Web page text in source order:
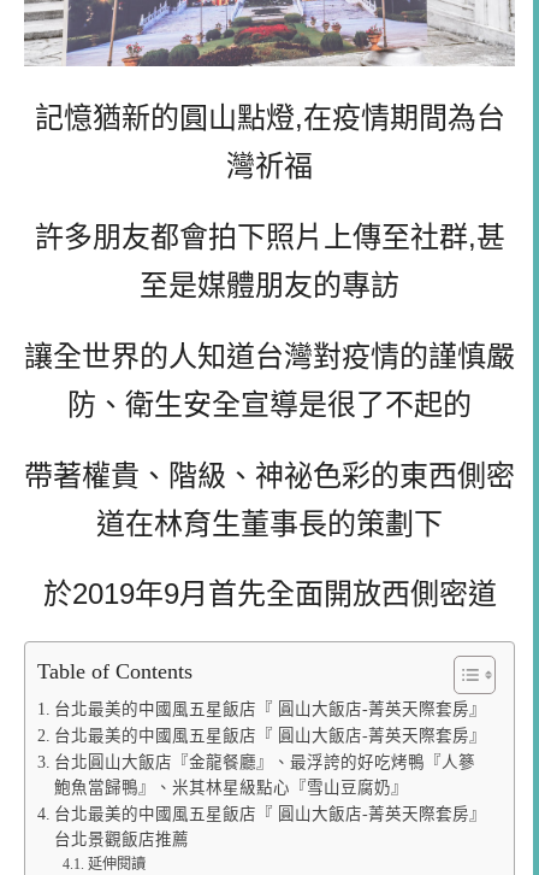
記憶猶新的圓山點燈,在疫情期間為台
灣祈福
許多朋友都會拍下照片上傳至社群,甚
至是媒體朋友的專訪
讓全世界的人知道台灣對疫情的謹慎嚴
防、衛生安全宣導是很了不起的
帶著權貴、階級、神祕色彩的東西側密
道在林育生董事長的策劃下
於2019年9月首先全面開放西側密道
Table of Contents
台北最美的中國風五星飯店『 圓山大飯店-菁英天際套房』
台北最美的中國風五星飯店『 圓山大飯店-菁英天際套房』
台北圓山大飯店『金龍餐廳』、最浮誇的好吃烤鴨『人篸
鮑魚當歸鴨』、米其林星級點心『雪山豆腐奶』
台北最美的中國風五星飯店『 圓山大飯店-菁英天際套房』
台北景觀飯店推薦
延伸閱讀